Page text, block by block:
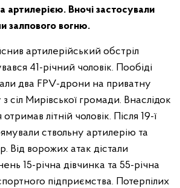
артилерією. Вночі застосували
залпового вогню.
артилерійський обстріл
41-річний чоловік. Пообіді
два FPV-дрони на приватну
сіл Мирівської громади. Внаслідок
літній чоловік. Після 19-ї
ствольну артилерію та
Від ворожих атак дістали
15-річна дівчинка та 55-річна
підприємства. Потерпілих